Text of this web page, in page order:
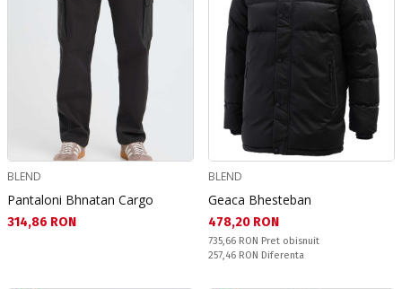
BLEND
Pantaloni Bhnatan Cargo
Текуща цена:
314,86 RON
BLEND
Geaca Bhesteban
Текуща цена:
478,20 RON
Pret obisnuit:
735,66 RON Pret obisnuit
Спестявате:
257,46 RON Diferenta